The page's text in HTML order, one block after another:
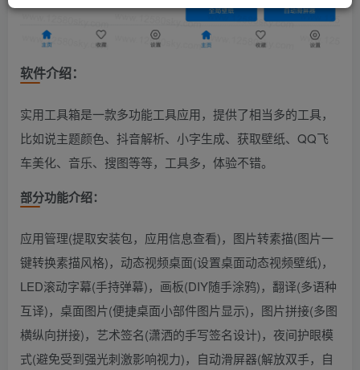
软件介绍：
实用工具箱是一款多功能工具应用，提供了相当多的工具，
比如说主题颜色、抖音解析、小字生成、获取壁纸、QQ飞
车美化、音乐、搜图等等，工具多，体验不错。
部分功能介绍：
应用管理(提取安装包，应用信息查看)，图片转素描(图片一
键转换素描风格)，动态视频桌面(设置桌面动态视频壁纸)，
LED滚动字幕(手持弹幕)，画板(DIY随手涂鸦)，翻译(多语种
互译)，桌面图片(便捷桌面小部件图片显示)，图片拼接(多图
横纵向拼接)，艺术签名(潇洒的手写签名设计)，夜间护眼模
式(避免受到强光刺激影响视力)，自动滑屏器(解放双手，自